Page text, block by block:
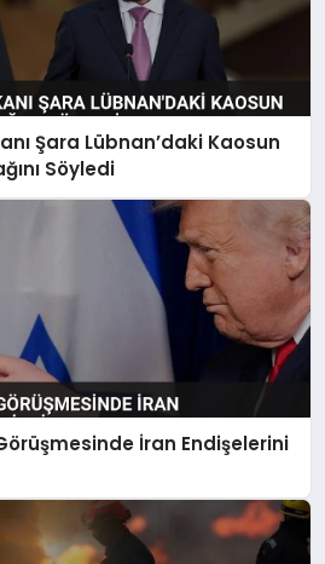
Şara Lübnan’daki Kaosun
Söyledi
İran Endişelerini